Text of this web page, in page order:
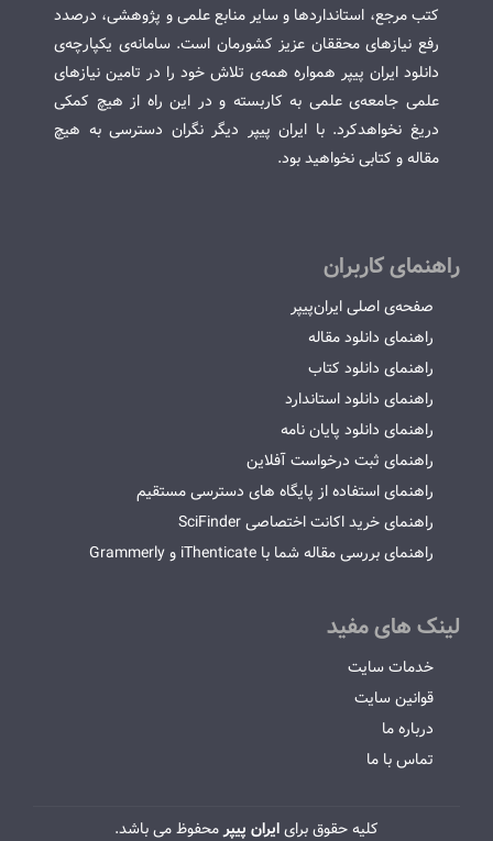
کتب مرجع، استانداردها و سایر منابع علمی و پژوهشی، درصدد
رفع نیازهای محققان عزیز کشورمان است. سامانه‌ی یکپارچه‌ی
دانلود ایران پیپر همواره همه‌ی تلاش خود را در تامین نیازهای
علمی جامعه‌ی علمی به کاربسته و در این راه از هیچ کمکی
دریغ نخواهدکرد. با ایران پیپر دیگر نگران دسترسی به هیچ
مقاله و کتابی نخواهید بود.
راهنمای کاربران
صفحه‌ی اصلی ایران‌پیپر
راهنمای دانلود مقاله
راهنمای دانلود کتاب
راهنمای دانلود استاندارد
راهنمای دانلود پایان نامه
راهنمای ثبت درخواست آفلاین
راهنمای استفاده از پایگاه های دسترسی مستقیم
راهنمای خرید اکانت اختصاصی SciFinder
راهنمای بررسی مقاله شما با iThenticate و Grammerly
لینک های مفید
خدمات سایت
قوانین سایت
درباره ما
تماس با ما
کلیه حقوق برایایران پیپرمحفوظ می باشد.